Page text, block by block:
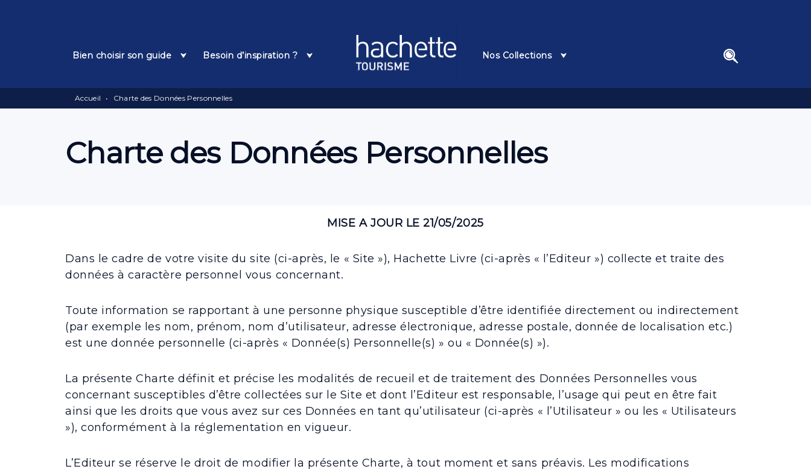
Bien choisir son guide Besoin d’inspiration ? Nos Collections search
Accueil • Charte des Données Personnelles
Charte des Données Personnelles
MISE A JOUR LE 21/05/2025
Dans le cadre de votre visite du site (ci-après, le « Site »), Hachette Livre (ci-après « l’Editeur ») collecte et traite des
données à caractère personnel vous concernant.
Toute information se rapportant à une personne physique susceptible d’être identifiée directement ou indirectement
(par exemple les nom, prénom, nom d’utilisateur, adresse électronique, adresse postale, donnée de localisation etc.)
est une donnée personnelle (ci-après « Donnée(s) Personnelle(s) » ou « Donnée(s) »).
La présente Charte définit et précise les modalités de recueil et de traitement des Données Personnelles vous
concernant susceptibles d’être collectées sur le Site et dont l’Editeur est responsable, l’usage qui peut en être fait
ainsi que les droits que vous avez sur ces Données en tant qu’utilisateur (ci-après « l’Utilisateur » ou les « Utilisateurs
»), conformément à la réglementation en vigueur.
L’Editeur se réserve le droit de modifier la présente Charte, à tout moment et sans préavis. Les modifications